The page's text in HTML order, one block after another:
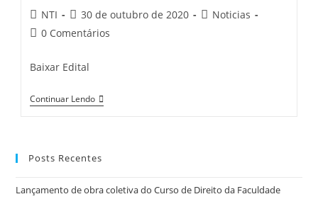
NTI 30 de outubro de 2020
Noticias
0 Comentários
Baixar Edital
Continuar Lendo
Posts Recentes
Lançamento de obra coletiva do Curso de Direito da Faculdade